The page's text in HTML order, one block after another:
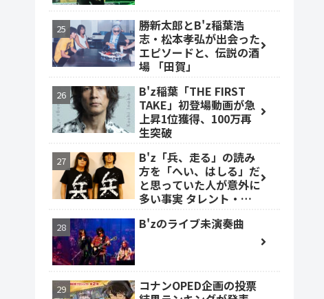
勝新太郎とB'z稲葉浩
志・松本孝弘が出会った
エピソードと、伝説の酒
場 「田賀」
B'z稲葉「THE FIRST
TAKE」初登場動画が急
上昇1位獲得、100万再
生突破
B'z「兵、走る」の読み
方を「へい、はしる」だ
と思っていた人が意外に
多い事実 タレント・ベ
B'zのライブ未演奏曲
コナンOPED企画の投票